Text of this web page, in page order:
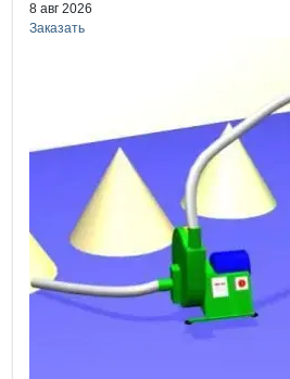
8 авг 2026
Заказать